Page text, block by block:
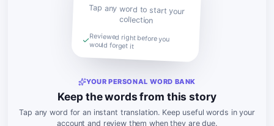
YOUR PERSONAL WORD BANK
Keep the words from this story
Tap any word for an instant translation. Keep useful words in your
account and review them when they are due.
Tap any word to start your
collection
Reviewed right before you
would forget it